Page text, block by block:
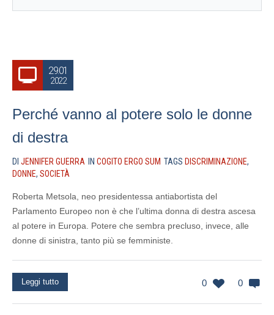
29.01
2022
Perché vanno al potere solo le donne
di destra
DI JENNIFER GUERRA IN COGITO ERGO SUM TAGS DISCRIMINAZIONE,
DONNE, SOCIETÀ
Roberta Metsola, neo presidentessa antiabortista del
Parlamento Europeo non è che l’ultima donna di destra ascesa
al potere in Europa. Potere che sembra precluso, invece, alle
donne di sinistra, tanto più se femministe.
0 0
Leggi tutto